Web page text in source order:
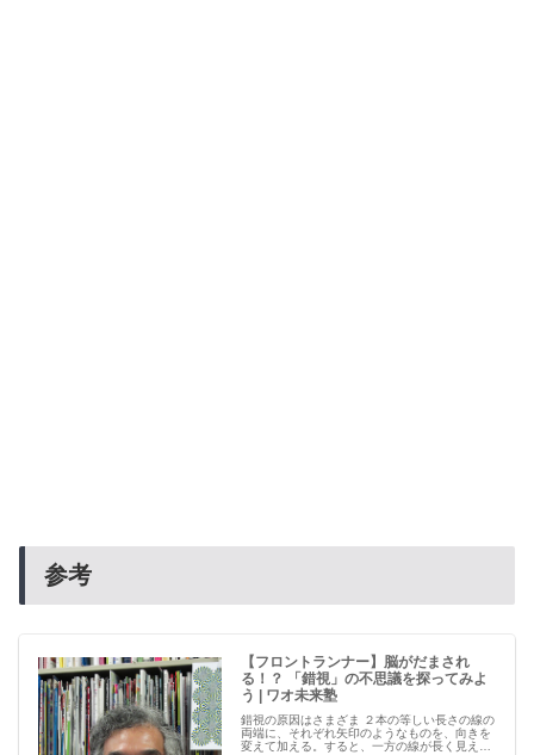
参考
【フロントランナー】脳がだまされ
る！？ 「錯視」の不思議を探ってみよ
う | ワオ未来塾
錯視の原因はさまざま ２本の等しい長さの線の
両端に、それぞれ矢印のようなものを、向きを
変えて加える。すると、一方の線が長く見える